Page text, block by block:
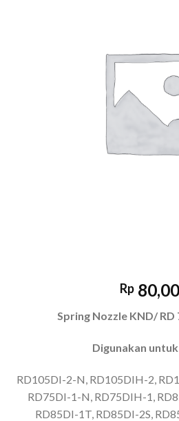
Rp
Spring Nozzle KND/ RD
Digunakan
RD105DI-2-N, RD105DIH-2,
RD75DI-1-N, RD75DIH-1,
RD85DI-1T, RD85DI-2S,